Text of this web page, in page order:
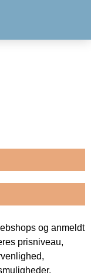
og anmeldt
prisniveau,